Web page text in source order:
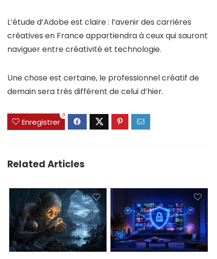
L’étude d’Adobe est claire : l’avenir des carrières
créatives en France appartiendra à ceux qui sauront
naviguer entre créativité et technologie.
Une chose est certaine, le professionnel créatif de
demain sera très différent de celui d’hier.
Enregistrer
0
Related Articles